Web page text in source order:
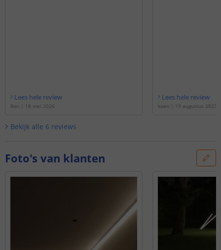
Lees hele review
Ron | 18 mei 2026
Lees hele review
koen | 19 augustus 2023
Bekijk alle 6 reviews
Foto's van klanten